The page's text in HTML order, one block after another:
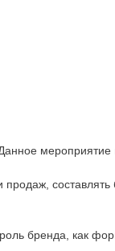
роль бренда, как